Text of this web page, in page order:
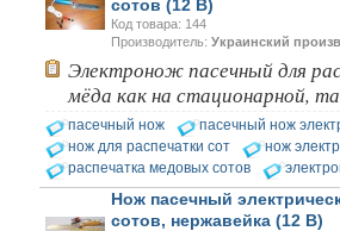
сотов (12 В)
Код товара: 144
Производитель: Украинский
Электронож пасечный для
мёда как на стационарной,
пасечный нож
пасечный нож
нож для распечатки сот
нож
распечатка медовых сотов
Нож пасечный
сотов, нержавейка (12 В)